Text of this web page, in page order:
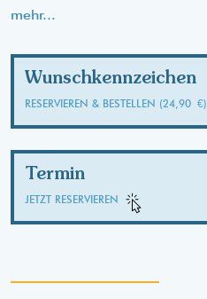
mehr...
Wunschkennzeichen
RESERVIEREN & BESTELLEN (24,90 €)
Termin
JETZT RESERVIEREN